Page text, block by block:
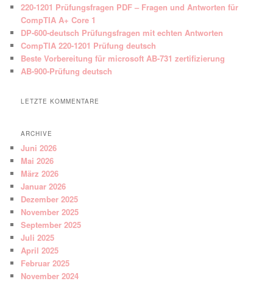
220-1201 Prüfungsfragen PDF – Fragen und Antworten für
CompTIA A+ Core 1
DP-600-deutsch Prüfungsfragen mit echten Antworten
CompTIA 220-1201 Prüfung deutsch
Beste Vorbereitung für microsoft AB-731 zertifizierung
AB-900-Prüfung deutsch
LETZTE KOMMENTARE
ARCHIVE
Juni 2026
Mai 2026
März 2026
Januar 2026
Dezember 2025
November 2025
September 2025
Juli 2025
April 2025
Februar 2025
November 2024